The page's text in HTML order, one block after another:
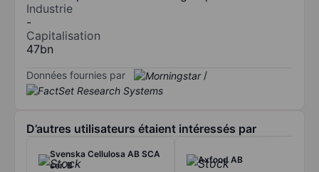
Industrie
-
Capitalisation
47bn
Données fournies par /
D’autres utilisateurs étaient intéressés par
Svenska Cellulosa AB SCA
ser. B
Axfood AB